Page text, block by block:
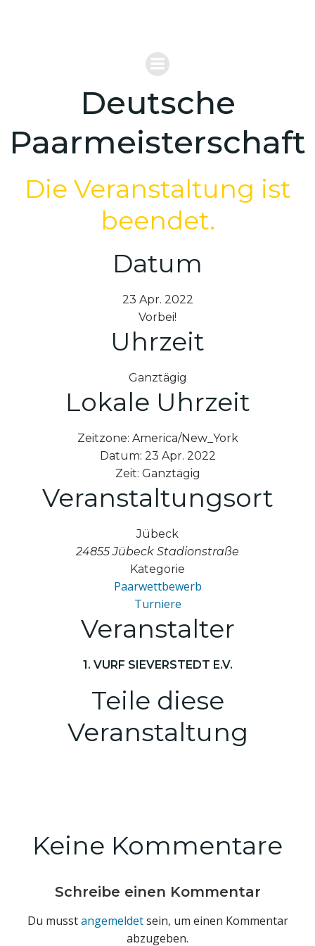
Deutsche
Paarmeisterschaft
Die Veranstaltung ist
beendet.
Datum
23 Apr. 2022
Vorbei!
Uhrzeit
Ganztägig
Lokale Uhrzeit
Zeitzone: America/New_York
Datum: 23 Apr. 2022
Zeit: Ganztägig
Veranstaltungsort
Jübeck
24855 Jübeck Stadionstraße
Kategorie
Paarwettbewerb
Turniere
Veranstalter
1. VURF SIEVERSTEDT E.V.
Teile diese
Veranstaltung
Keine Kommentare
Schreibe einen Kommentar
Du musstangemeldetsein, um einen Kommentar
abzugeben.